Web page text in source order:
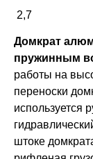
2,7
Домкрат
пружинным
работы на
переноски
используется
штоке